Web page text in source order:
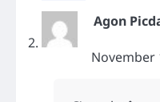
Agon
November